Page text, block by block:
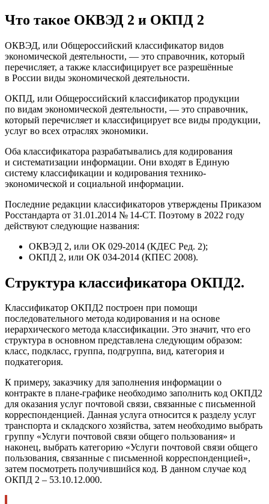
Что такое ОКВЭД 2 и ОКПД 2
ОКВЭД, или Общероссийский классификатор видов
экономической деятельности, — это справочник, который
перечисляет, а также классифицирует все разрешённые
в России виды экономической деятельности.
ОКПД, или Общероссийский классификатор продукции
по видам экономической деятельности, — это справочник,
который перечисляет и классифицирует все виды продукции,
услуг во всех отраслях экономики.
Оба классификатора разрабатывались для кодирования
и систематизации информации. Они входят в Единую
систему классификации и кодирования технико-
экономической и социальной информации.
Последние редакции классификаторов утверждены Приказом
Росстандарта от 31.01.2014 № 14-СТ. Поэтому в 2022 году
действуют следующие названия:
ОКВЭД 2, или ОК 029-2014 (КДЕС Ред. 2);
ОКПД 2, или ОК 034-2014 (КПЕС 2008).
Структура классификатора ОКПД2.
Классификатор ОКПД2 построен при помощи
последовательного метода кодирования и на основе
иерархического метода классификации. Это значит, что его
структура в основном представлена следующим образом:
класс, подкласс, группа, подгруппа, вид, категория и
подкатегория.
К примеру, заказчику для заполнения информации о
контракте в плане-графике необходимо заполнить код ОКПД2
для оказания услуг почтовой связи, связанные с письменной
корреспонденцией. Данная услуга относится к разделу услуг
транспорта и складского хозяйства, затем необходимо выбрать
группу «Услуги почтовой связи общего пользования» и
наконец, выбрать категорию «Услуги почтовой связи общего
пользования, связанные с письменной корреспонденцией»,
затем посмотреть получившийся код. В данном случае код
ОКПД 2 – 53.10.12.000.